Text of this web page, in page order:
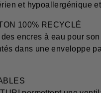
et hypoallergénique
100% RECYCLÉ
encres à eau pour
dans une enveloppe